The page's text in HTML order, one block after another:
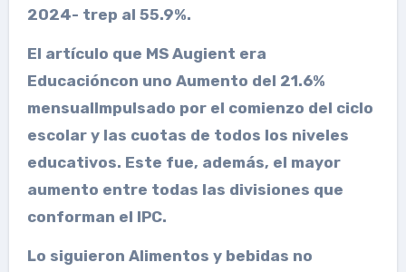
2024- trep al 55.9%.
El artículo que MS Augient era
Educacióncon uno Aumento del 21.6%
mensualImpulsado por el comienzo del ciclo
escolar y las cuotas de todos los niveles
educativos. Este fue, además, el mayor
aumento entre todas las divisiones que
conforman el IPC.
Lo siguieron Alimentos y bebidas no